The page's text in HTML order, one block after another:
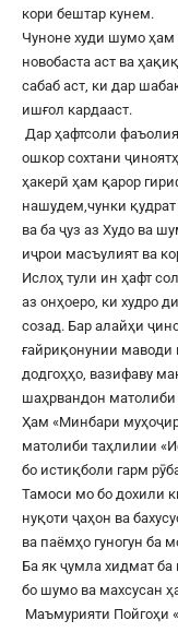
кори бештар кунем.
Чуноне худи шумо
новобаста аст ва
сабаб аст, ки дар
ишғол кардааст.
Дар ҳафтсоли
ошкор сохтани
ҳакерӣ ҳам қарор
нашудем,чунки
ва ба ҷуз аз Худо ва
иҷрои масъулият ва
Ислоҳ тули ин ҳафт
аз онҳоеро, ки худро
созад. Бар алайҳи
ғайриқонунии маводи
додгоҳҳо, вазифаву
шаҳрвандон
Ҳам «Минбари
матолиби таҳлилии
бо истиқболи гарм
Тамоси мо бо дохили
нуқоти ҷаҳон ва
ва паёмҳо гуногун ба
Ба як ҷумла хидмат
бо шумо ва махсусан
Маъмурияти Пойгоҳи «